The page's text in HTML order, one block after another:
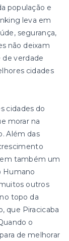
população e
leva em
segurança,
não deixam
de verdade
cidades
cidades do
morar na
Além das
também um
Humano
outros
topo da
que Piracicaba
o
de melhorar